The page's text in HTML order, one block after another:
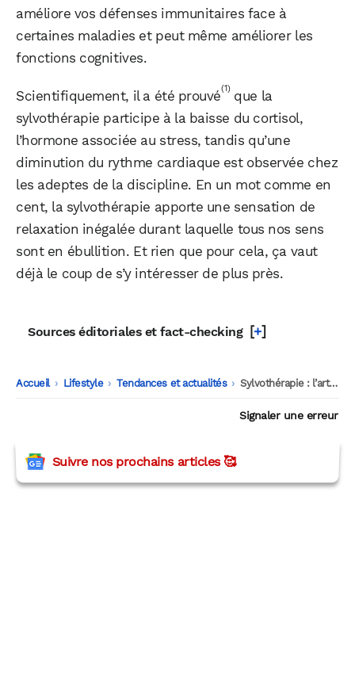
améliore vos défenses immunitaires face à
certaines maladies et peut même améliorer les
fonctions cognitives.
Scientifiquement, il a été prouvé(1) que la
sylvothérapie participe à la baisse du cortisol,
l’hormone associée au stress, tandis qu’une
diminution du rythme cardiaque est observée chez
les adeptes de la discipline. En un mot comme en
cent, la sylvothérapie apporte une sensation de
relaxation inégalée durant laquelle tous nos sens
sont en ébullition. Et rien que pour cela, ça vaut
déjà le coup de s’y intéresser de plus près.
Sources éditoriales et fact-checking [+]
Accueil -
Lifestyle -
Tendances et actualités -
Sylvothérapie : l’art de prendre soin de soi grâce à la nature
Signaler une erreur
Suivre nos prochains articles 🥰